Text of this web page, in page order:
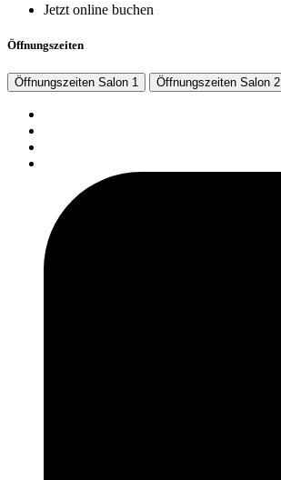
Jetzt online buchen
Öffnungszeiten
Öffnungszeiten Salon 1 Öffnungszeiten Salon 2